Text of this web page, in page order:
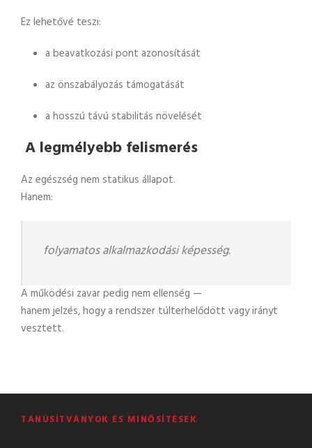
Ez lehetővé teszi:
a beavatkozási pont azonosítását
az önszabályozás támogatását
a hosszú távú stabilitás növelését
A legmélyebb felismerés
Az egészség nem statikus állapot.
Hanem:
folyamatos alkalmazkodási képesség.
A működési zavar pedig nem ellenség —
hanem jelzés, hogy a rendszer túlterhelődött vagy irányt
vesztett.
TANÚSÍTVÁNYOK ÉS MINŐSÍTÉSEK